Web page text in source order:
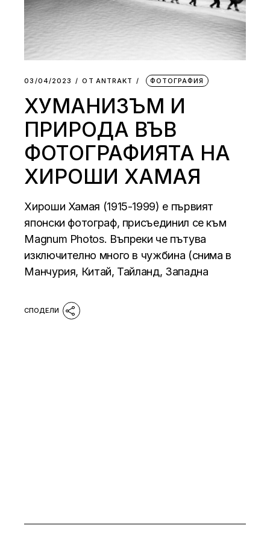
03/04/2023 ОТ АNTRAKT ФОТОГРАФИЯ
ХУМАНИЗЪМ И
ПРИРОДА ВЪВ
ФОТОГРАФИЯТА НА
ХИРОШИ ХАМАЯ
Хироши Хамая (1915-1999) е първият
японски фотограф, присъединил се към
Magnum Photos. Въпреки че пътува
изключително много в чужбина (снима в
Манчурия, Китай, Тайланд, Западна